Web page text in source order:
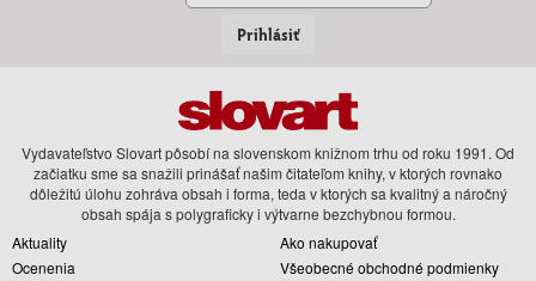
Prihlásiť
Vydavateľstvo Slovart pôsobí na slovenskom knižnom trhu od roku 1991. Od
začiatku sme sa snažili prinášať našim čitateľom knihy, v ktorých rovnako
dôležitú úlohu zohráva obsah i forma, teda v ktorých sa kvalitný a náročný
obsah spája s polygraficky i výtvarne bezchybnou formou.
Aktuality
Ocenenia
Ako nakupovať
Všeobecné obchodné podmienky